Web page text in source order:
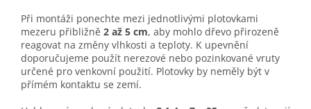
Při montáži ponechte mezi jednotlivými plotovkami
mezeru přibližně 2 až 5 cm, aby mohlo dřevo přirozeně
reagovat na změny vlhkosti a teploty. K upevnění
doporučujeme použít nerezové nebo pozinkované vruty
určené pro venkovní použití. Plotovky by neměly být v
přímém kontaktu se zemí.